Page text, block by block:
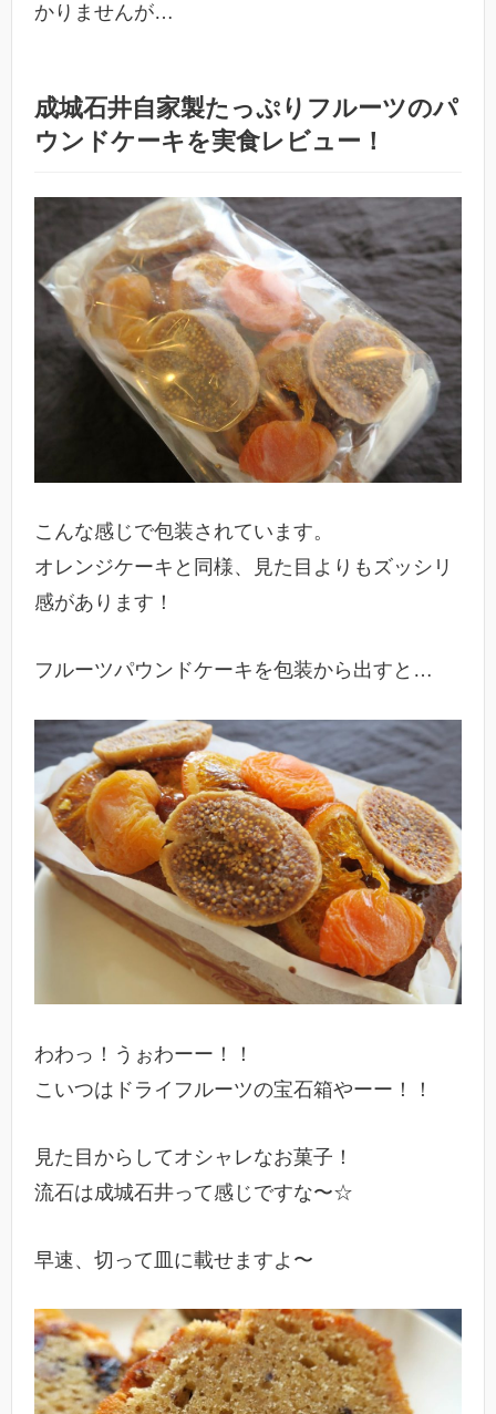
かりませんが…
成城石井自家製たっぷりフルーツのパ
ウンドケーキを実食レビュー！
こんな感じで包装されています。
オレンジケーキと同様、見た目よりもズッシリ
感があります！
フルーツパウンドケーキを包装から出すと…
わわっ！うぉわーー！！
こいつはドライフルーツの宝石箱やーー！！
見た目からしてオシャレなお菓子！
流石は成城石井って感じですな〜☆
早速、切って皿に載せますよ〜